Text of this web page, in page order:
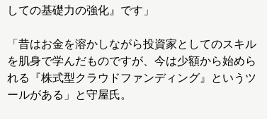
しての基礎力の強化』です」
「昔はお金を溶かしながら投資家としてのスキル
を肌身で学んだものですが、今は少額から始めら
れる『株式型クラウドファンディング』というツ
ールがある」と守屋氏。